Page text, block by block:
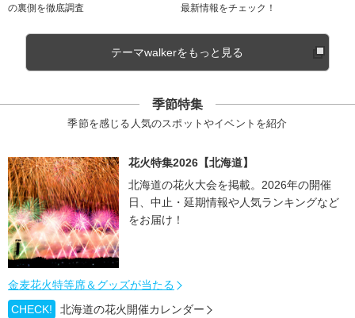
の裏側を徹底調査
最新情報をチェック！
テーマwalkerをもっと見る
季節特集
季節を感じる人気のスポットやイベントを紹介
花火特集2026【北海道】
北海道の花火大会を掲載。2026年の開催
日、中止・延期情報や人気ランキングなど
をお届け！
金麦花火特等席＆グッズが当たる
CHECK!
北海道の花火開催カレンダー